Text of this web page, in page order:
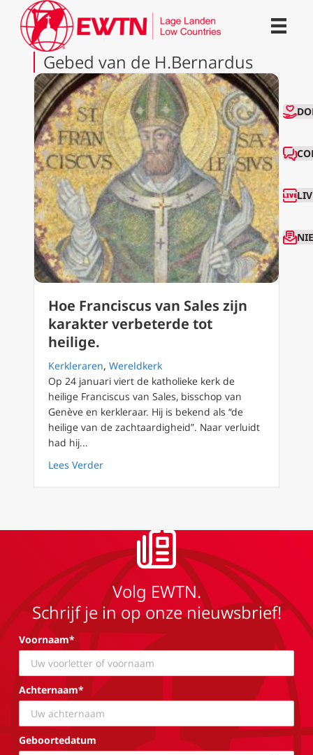
Gebed van de H.Bernardus
Hoe Franciscus van Sales zijn
karakter verbeterde tot
heilige.
Kerkleraren, Wereldkerk
Op 24 januari viert de katholieke kerk de
heilige Franciscus van Sales, bisschop van
Genève en kerkleraar. Hij is bekend als “de
heilige van de zachtaardigheid”. Naar verluidt
had hij...
Lees Verderabout Hoe Franciscus van Sales zijn
Volg EWTN.
Schrijf je in op onze nieuwsbrief!
Voornaam*
Achternaam*
Geboortedatum